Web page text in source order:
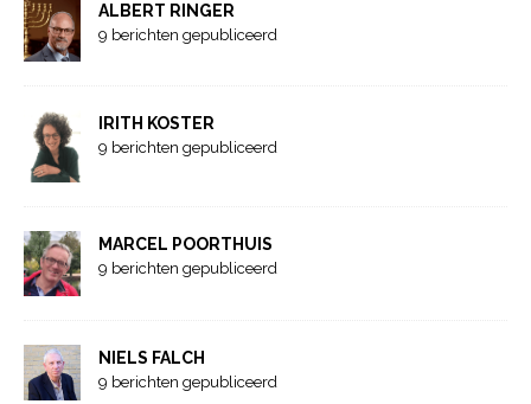
ALBERT RINGER
9 berichten gepubliceerd
IRITH KOSTER
9 berichten gepubliceerd
MARCEL POORTHUIS
9 berichten gepubliceerd
NIELS FALCH
9 berichten gepubliceerd